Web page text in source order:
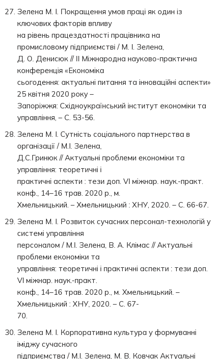
Зелена М. І. Покращення умов праці як один із
ключових факторів впливу
на рівень працездатності працівника на
промисловому підприємстві / М. І. Зелена,
Д. О. Денисюк // ІІ Міжнародна науково-практична
конференція «Економіка
сьогодення: актуальні питання та інноваційні аспекти»
25 квітня 2020 року –
Запоріжжя: Східноукраїнський інститут економіки та
управління, – С. 53-56.
Зелена М. І. Сутність соціального партнерства в
організації / М.І. Зелена,
Д.С.Гринюк // Актуальні проблеми економіки та
управління: теоретичні і
практичні аспекти : тези доп. VI міжнар. наук.-практ.
конф., 14–16 трав. 2020 р., м.
Хмельницький. – Хмельницький : ХНУ, 2020. – С. 66-67.
Зелена М. І. Розвиток сучасних персонал-технологій у
системі управління
персоналом / М.І. Зелена, В. А. Клімас // Актуальні
проблеми економіки та
управління: теоретичні і практичні аспекти : тези доп.
VI міжнар. наук.-практ.
конф., 14–16 трав. 2020 р., м. Хмельницький. –
Хмельницький : ХНУ, 2020. – С. 67-
70.
Зелена М. І. Корпоративна культура у формуванні
іміджу сучасного
підприємства / М.І. Зелена, М. В. Ковчак Актуальні